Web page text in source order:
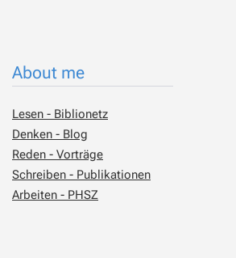
About me
Lesen - Biblionetz
Denken - Blog
Reden - Vorträge
Schreiben - Publikationen
Arbeiten - PHSZ